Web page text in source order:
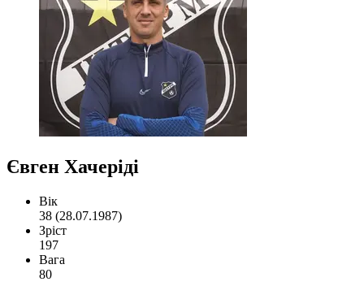
Євген Хачеріді
Вік
38 (28.07.1987)
Зріст
197
Вага
80